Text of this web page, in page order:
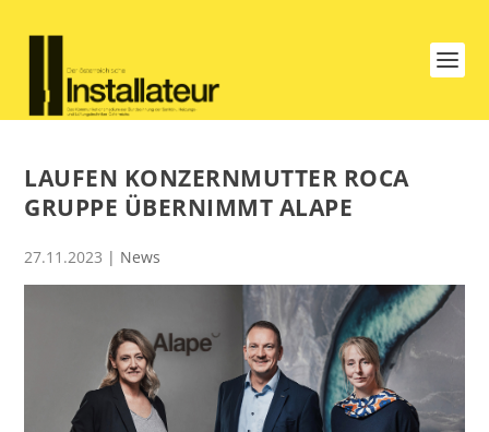
LAUFEN KONZERNMUTTER ROCA
GRUPPE ÜBERNIMMT ALAPE
27.11.2023 | News